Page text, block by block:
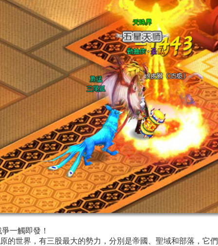
一觸即發！
的世界，有三股最大的勢力，分別是帝國、聖域和部落，它